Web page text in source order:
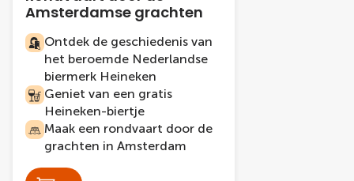
Amsterdamse grachten
Ontdek de geschiedenis van
het beroemde Nederlandse
biermerk Heineken
Geniet van een gratis
Heineken-biertje
Maak een rondvaart door de
grachten in Amsterdam